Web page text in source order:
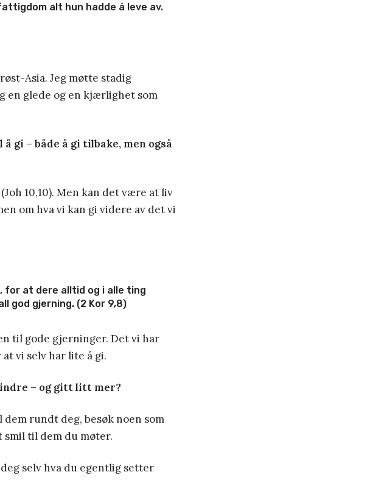
alt hun hadde å leve av.
Asia. Jeg møtte stadig
en glede og en kjærlighet som
gi – både å gi tilbake, men også
10,10). Men kan det være at liv
om hva vi kan gi videre av det vi
for at dere alltid og i alle ting
god gjerning. (2 Kor 9,8)
til gode gjerninger. Det vi har
vi selv har lite å gi.
– og gitt litt mer?
rundt deg, besøk noen som
til dem du møter.
selv hva du egentlig setter